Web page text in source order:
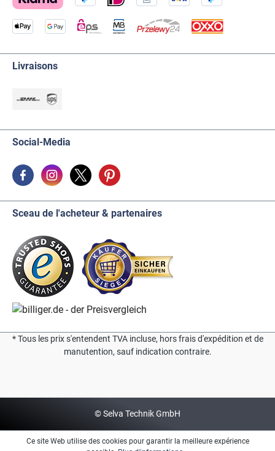
Livraisons
Social-Media
Sceau de l'acheteur & partenaires
* Tous les prix s'entendent TVA incluse, hors frais d'expédition et de
manutention, sauf indication contraire.
© Selva Technik GmbH
Ce site Web utilise des cookies pour garantir la meilleure expérience